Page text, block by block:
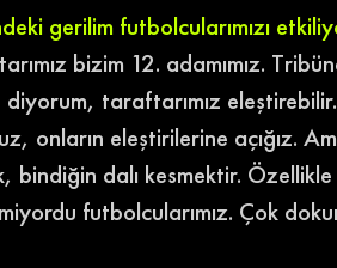
gerilim futbolcularımızı
bizim 12. adamımız.
taraftarımız
onların eleştirilerine açığız.
bindiğin dalı kesmektir. Özellikle
futbolcularımız. Çok